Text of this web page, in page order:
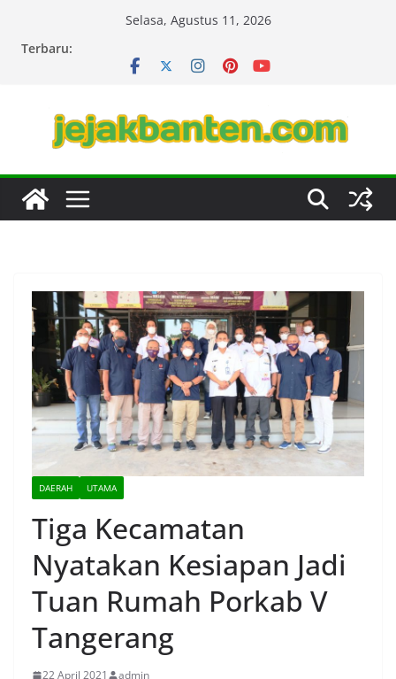
Selasa, Agustus 11, 2026
Terbaru:
DAERAH UTAMA
Tiga Kecamatan
Nyatakan Kesiapan Jadi
Tuan Rumah Porkab V
Tangerang
22 April 2021 admin